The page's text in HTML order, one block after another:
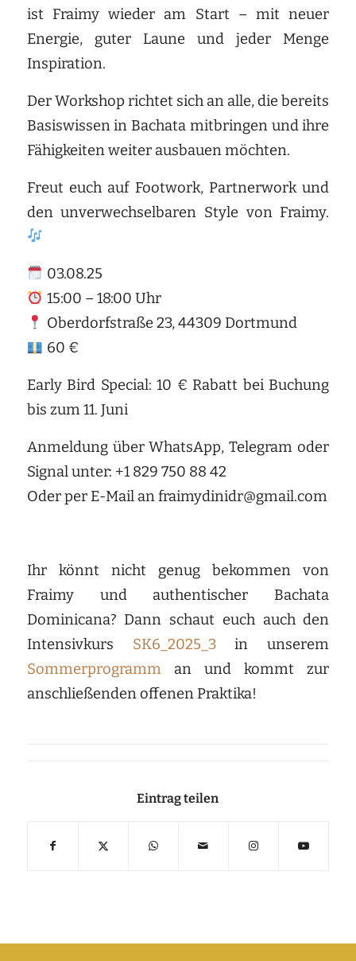
ist Fraimy wieder am Start – mit neuer
Energie, guter Laune und jeder Menge
Inspiration.
Der Workshop richtet sich an alle, die bereits
Basiswissen in Bachata mitbringen und ihre
Fähigkeiten weiter ausbauen möchten.
Freut euch auf Footwork, Partnerwork und
den unverwechselbaren Style von Fraimy.
03.08.25
15:00 – 18:00 Uhr
Oberdorfstraße 23, 44309 Dortmund
60 €
Early Bird Special: 10 € Rabatt bei Buchung
bis zum 11. Juni
Anmeldung über WhatsApp, Telegram oder
Signal unter: +1 829 750 88 42
Oder per E-Mail an fraimydinidr@gmail.com
Ihr könnt nicht genug bekommen von
Fraimy und authentischer Bachata
Dominicana? Dann schaut euch auch den
Intensivkurs SK6_2025_3in unserem
Sommerprogramman und kommt zur
anschließenden offenen Praktika!
Eintrag teilen